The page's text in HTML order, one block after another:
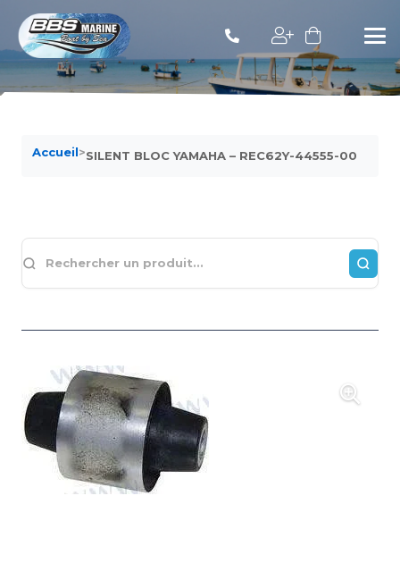
Accueil>SILENT BLOC YAMAHA – REC62Y-44555-00